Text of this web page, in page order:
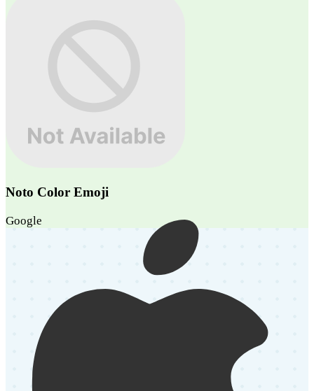
Noto Color Emoji
Google